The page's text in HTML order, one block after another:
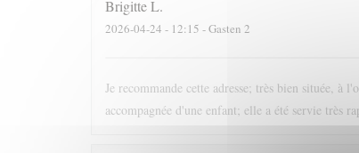
BrigitteL
2026-04-24 - 12:15 - Gasten 2
Je recommande cette adresse; très bien située, à
accompagnée d'une enfant; elle a été servie très